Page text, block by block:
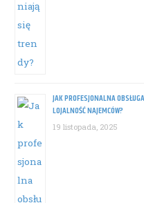
JAK PROFESJONALNA
LOJALNOŚĆ NAJEMCÓW?
19 listopada, 2025